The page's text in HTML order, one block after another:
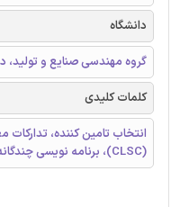
دانشگاه
گروه مهندسی صنایع و تولید،
کلمات کلیدی
(CLSC)، برنامه نویسی چندگانه، نظریه مجموعه فازی (FST)